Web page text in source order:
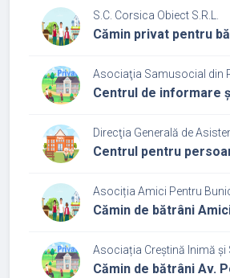
S.C. Corsica Obiect S.R.L.
Cămin privat pentru
Asociaţia Samusocial din
Centrul de informare
Direcţia Generală de
Centrul pentru
Asociția Amici Pentru
Cămin de bătrâni
Asociația Creștină Inimă și
Cămin de bătrâni Av.